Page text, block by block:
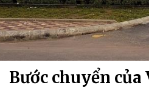
Bước chuyển của